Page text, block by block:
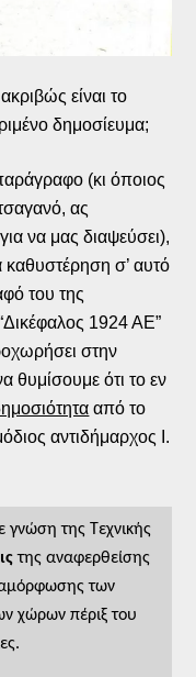
είναι το
δημοσίευμα;
(κι όποιος
ας
να μας διαψεύσει),
καθυστέρηση σ’ αυτό
του της
1924 ΑΕ”
στην
θυμίσουμε ότι το εν
από το
αντιδήμαρχος Ι.
γνώση της Τεχνικής
της αναφερθείσης
των
χώρων πέριξ του